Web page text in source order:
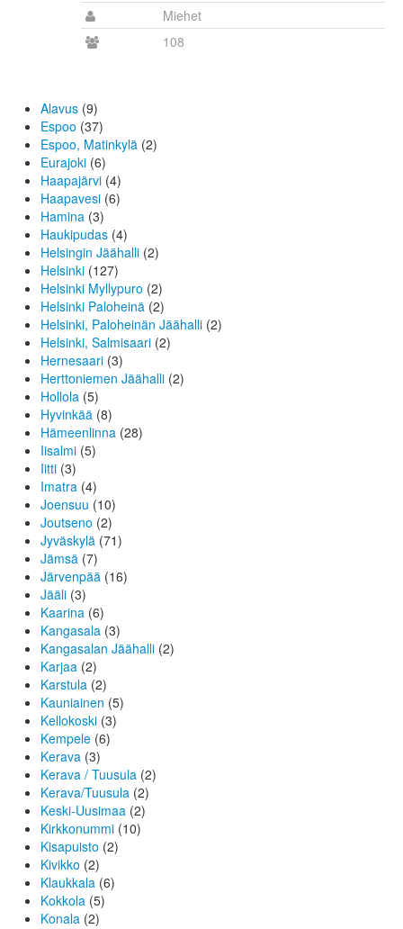
Miehet
108
Alavus (9)
Espoo (37)
Espoo, Matinkylä (2)
Eurajoki (6)
Haapajärvi (4)
Haapavesi (6)
Hamina (3)
Haukipudas (4)
Helsingin Jäähalli (2)
Helsinki (127)
Helsinki Myllypuro (2)
Helsinki Paloheinä (2)
Helsinki, Paloheinän Jäähalli (2)
Helsinki, Salmisaari (2)
Hernesaari (3)
Herttoniemen Jäähalli (2)
Hollola (5)
Hyvinkää (8)
Hämeenlinna (28)
Iisalmi (5)
Iitti (3)
Imatra (4)
Joensuu (10)
Joutseno (2)
Jyväskylä (71)
Jämsä (7)
Järvenpää (16)
Jääli (3)
Kaarina (6)
Kangasala (3)
Kangasalan Jäähalli (2)
Karjaa (2)
Karstula (2)
Kauniainen (5)
Kellokoski (3)
Kempele (6)
Kerava (3)
Kerava / Tuusula (2)
Kerava/Tuusula (2)
Keski-Uusimaa (2)
Kirkkonummi (10)
Kisapuisto (2)
Kivikko (2)
Klaukkala (6)
Kokkola (5)
Konala (2)